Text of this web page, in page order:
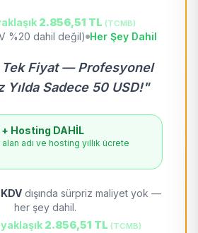
2.856,51 TL (TCMB)
%20 dahil değil) Her Şey Dahil
Tek Fiyat — Profesyonel
Yılda Sadece 50 USD!"
+ Hosting DAHİL
adı ve hosting yıllık ücrete
dışında sürpriz maliyet yok —
her şey dahil.
2.856,51 TL (TCMB)